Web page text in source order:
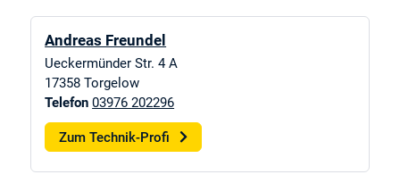
Andreas Freundel
Ueckermünder Str. 4 A
17358 Torgelow
Telefon 03976 202296
Zum Technik-Profi